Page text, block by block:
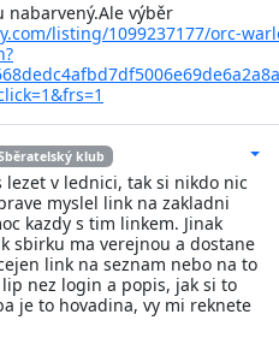
nabarvený.Ale výběr
listing/1099237177/orc-
klub
lezet v lednici, tak si nikdo nic
myslel link na zakladni
kazdy s tim linkem. Jinak
sbirku ma verejnou a dostane
link na seznam nebo na to
nez login a popis, jak si to
je to hovadina, vy mi reknete